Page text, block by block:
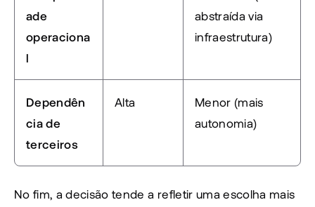
ade
operaciona
l
abstraída via
infraestrutura)
Dependên
cia de
terceiros
Alta
Menor (mais
autonomia)
No fim, a decisão tende a refletir uma escolha mais